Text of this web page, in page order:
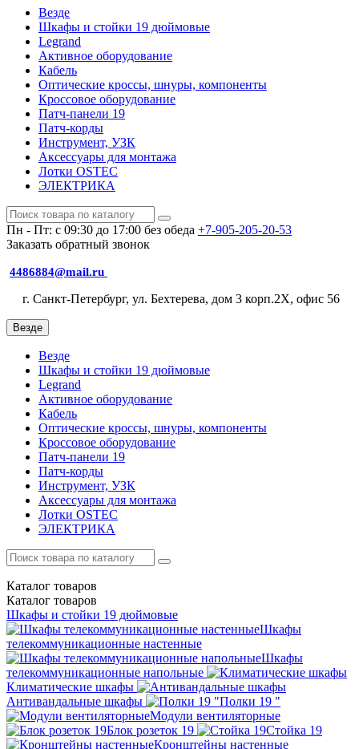
Везде
Шкафы и стойки 19 дюймовые
Legrand
Активное оборудование
Кабель
Оптические кроссы, шнуры, компоненты
Кроссовое оборудование
Патч-панели 19
Патч-корды
Инструмент, УЗК
Аксессуары для монтажа
Лотки OSTEC
ЭЛЕКТРИКА
Пн - Пт: с 09:30 до 17:00 без обеда +7-905-205-20-53
Заказать обратный звонок
4486884@mail.ru
г. Санкт-Петербург, ул. Бехтерева, дом 3 корп.2X, офис 56
Везде
Везде
Шкафы и стойки 19 дюймовые
Legrand
Активное оборудование
Кабель
Оптические кроссы, шнуры, компоненты
Кроссовое оборудование
Патч-панели 19
Патч-корды
Инструмент, УЗК
Аксессуары для монтажа
Лотки OSTEC
ЭЛЕКТРИКА
Каталог товаров
Каталог товаров
Шкафы и стойки 19 дюймовые
Шкафы
телекоммуникационные настенные
Шкафы
телекоммуникационные напольные
Климатические шкафы
Антивандальные шкафы
Полки 19 "
Модули вентиляторные
Блок розеток 19
Стойка 19
Кронштейны настенные